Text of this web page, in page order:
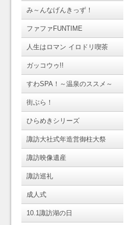
み～んなげんきっず！
ファファFUNTIME
人生はロマン イロドリ喫茶
ガッコウゥ!!
すわSPA！～温泉のススメ～
街ぶら！
ひらめきシリーズ
諏訪大社式年造営御柱大祭
諏訪映像遺産
諏訪巡礼
成人式
10.1諏訪湖の日